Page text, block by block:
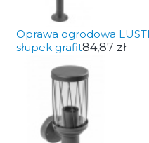
Oprawa ogrodowa
słupek grafit84,87 zł